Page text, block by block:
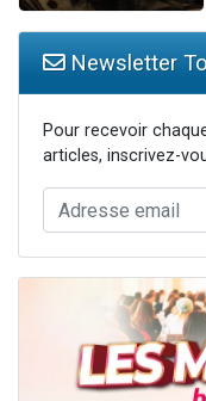
Newsletter
Pour recevoir
articles, inscrivez-